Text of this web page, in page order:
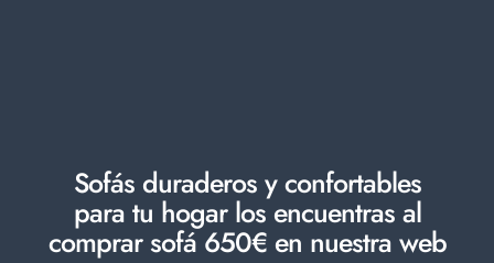
Sofás duraderos y confortables
para tu hogar los encuentras al
comprar sofá 650€ en nuestra web